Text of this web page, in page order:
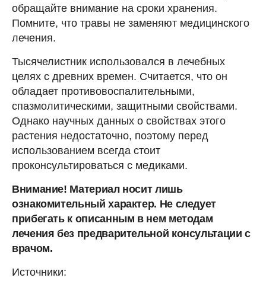
обращайте внимание на сроки хранения.
Помните, что травы не заменяют медицинского
лечения.
Тысячелистник использовался в лечебных
целях с древних времен. Считается, что он
обладает противовоспалительными,
спазмолитическими, защитными свойствами.
Однако научных данных о свойствах этого
растения недостаточно, поэтому перед
использованием всегда стоит
проконсультироваться с медиками.
Внимание! Материал носит лишь
ознакомительный характер. Не следует
прибегать к описанным в нем методам
лечения без предварительной консультации с
врачом.
Источники: